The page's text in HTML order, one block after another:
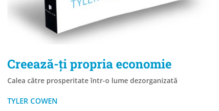
Creează-ți propria economie
Calea către prosperitate într-o lume dezorganizată
TYLER COWEN